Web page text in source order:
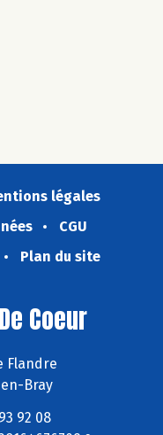
légales
CGU
Plan du site
Coeur
Flandre
Bray
92 08